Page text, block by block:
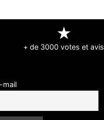
★
+ de 3000 votes et avis
mail